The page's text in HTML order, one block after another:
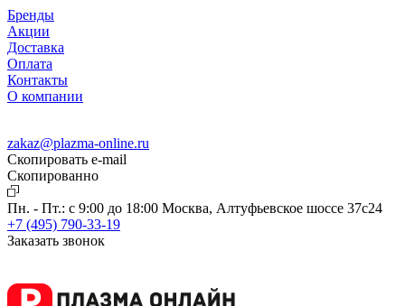
Бренды
Акции
Доставка
Оплата
Контакты
О компании
zakaz@plazma-online.ru
Скопировать e-mail
Cкопированно
Пн. - Пт.: с 9:00 до 18:00 Москва, Алтуфьевское шоссе 37с24
+7 (495) 790-33-19
Заказать звонок